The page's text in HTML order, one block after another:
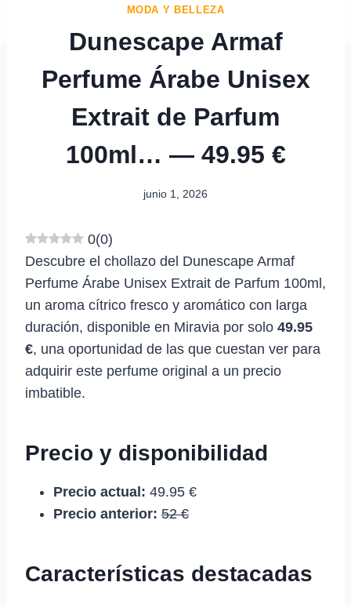
MODA Y BELLEZA
Dunescape Armaf
Perfume Árabe Unisex
Extrait de Parfum
100ml… — 49.95 €
junio 1, 2026
0(0)
Descubre el chollazo del Dunescape Armaf
Perfume Árabe Unisex Extrait de Parfum 100ml,
un aroma cítrico fresco y aromático con larga
duración, disponible en Miravia por solo 49.95
€, una oportunidad de las que cuestan ver para
adquirir este perfume original a un precio
imbatible.
Precio y disponibilidad
Precio actual: 49.95 €
Precio anterior: 52 €
Características destacadas